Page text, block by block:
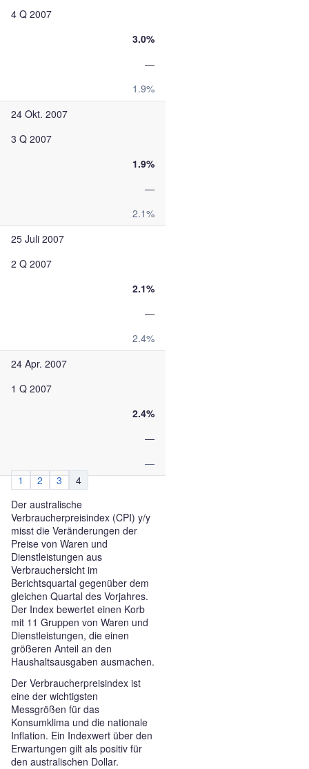
4 Q 2007
3.0%
—
1.9%
24 Okt. 2007
3 Q 2007
1.9%
—
2.1%
25 Juli 2007
2 Q 2007
2.1%
—
2.4%
24 Apr. 2007
1 Q 2007
2.4%
—
—
1
2 3
4
Der australische
Verbraucherpreisindex (CPI) y/y
misst die Veränderungen der
Preise von Waren und
Dienstleistungen aus
Verbrauchersicht im
Berichtsquartal gegenüber dem
gleichen Quartal des Vorjahres.
Der Index bewertet einen Korb
mit 11 Gruppen von Waren und
Dienstleistungen, die einen
größeren Anteil an den
Haushaltsausgaben ausmachen.
Der Verbraucherpreisindex ist
eine der wichtigsten
Messgrößen für das
Konsumklima und die nationale
Inflation. Ein Indexwert über den
Erwartungen gilt als positiv für
den australischen Dollar.